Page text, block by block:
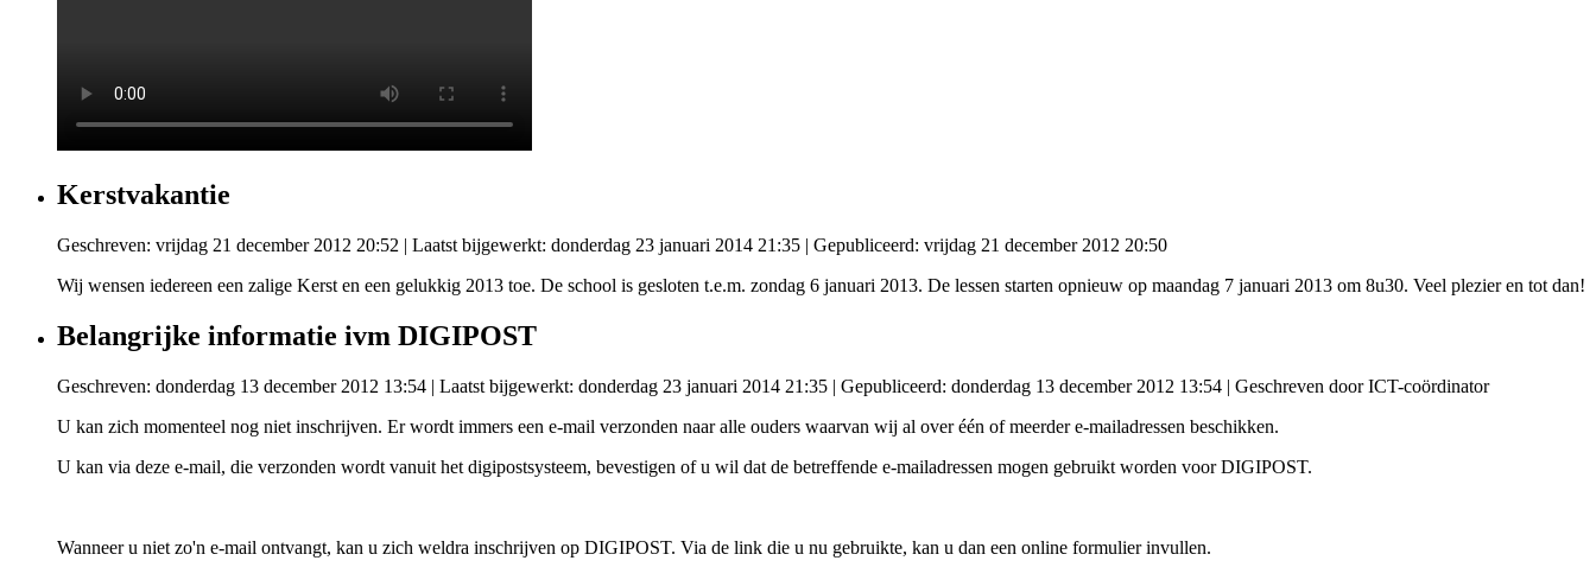
Kerstvakantie
Geschreven: vrijdag 21 december 2012 20:52 | Laatst bijgewerkt: donderdag 23 januari 2014 21:35 | Gepubliceerd: vrijdag 21 december 2012 20:50
Wij wensen iedereen een zalige Kerst en een gelukkig 2013 toe. De school is gesloten t.e.m. zondag 6 januari 2013. De lessen starten opnieuw op maandag 7 januari 2013 om 8u30. Veel plezier en tot dan!
Belangrijke informatie ivm DIGIPOST
Geschreven: donderdag 13 december 2012 13:54 | Laatst bijgewerkt: donderdag 23 januari 2014 21:35 | Gepubliceerd: donderdag 13 december 2012 13:54 | Geschreven door ICT-coördinator
U kan zich momenteel nog niet inschrijven. Er wordt immers een e-mail verzonden naar alle ouders waarvan wij al over één of meerder e-mailadressen beschikken.
U kan via deze e-mail, die verzonden wordt vanuit het digipostsysteem, bevestigen of u wil dat de betreffende e-mailadressen mogen gebruikt worden voor DIGIPOST.
Wanneer u niet zo'n e-mail ontvangt, kan u zich weldra inschrijven op DIGIPOST. Via de link die u nu gebruikte, kan u dan een online formulier invullen.